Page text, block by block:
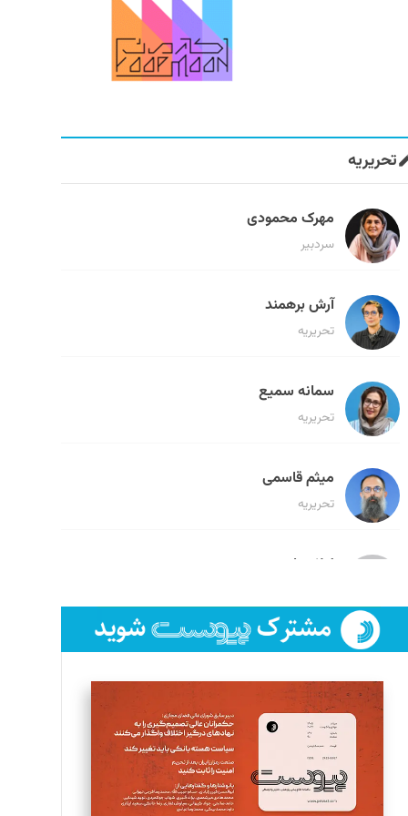
تحریریه
مهرک محمودی
سردبیر
آرش برهمند
تحریریه
سمانه سمیع
تحریریه
میثم قاسمی
تحریریه
لیلا حنارود
فائزه فتحی رستمی
تحریریه
سروش کرمیان
تحریریه